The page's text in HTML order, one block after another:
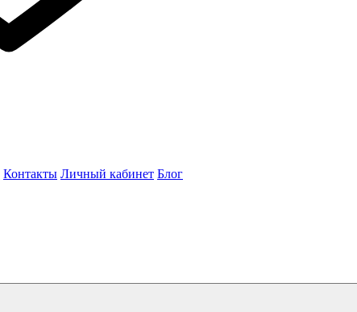
Контакты Личный кабинет Блог